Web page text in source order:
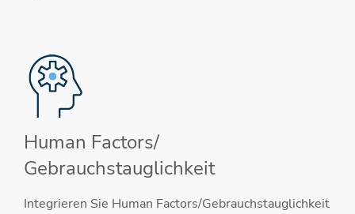
Human Factors/
Gebrauchstauglichkeit
Integrieren Sie Human Factors/Gebrauchstauglichkeit